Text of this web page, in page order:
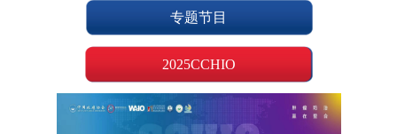
专题节目
2025CCHIO